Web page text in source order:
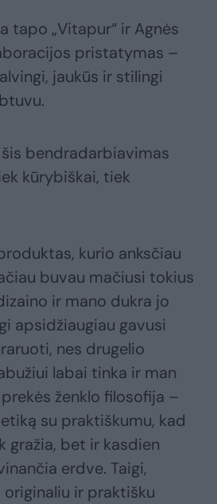
tapo „Vitapur“ ir Agnės
pristatymas –
jaukūs ir stilingi
bendradarbiavimas
kūrybiškai, tiek
kurio anksčiau
buvau mačiusi tokius
ir mano dukra jo
apsidžiaugiau gavusi
nes drugelio
labai tinka ir man
ženklo filosofija –
su praktiškumu, kad
gražia, bet ir kasdien
erdve. Taigi,
ir praktišku